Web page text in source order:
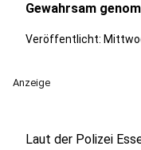
Gewahrsam
Veröffentlicht:
Anzeige
Laut der Polizei